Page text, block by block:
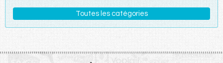
Toutes les catégories